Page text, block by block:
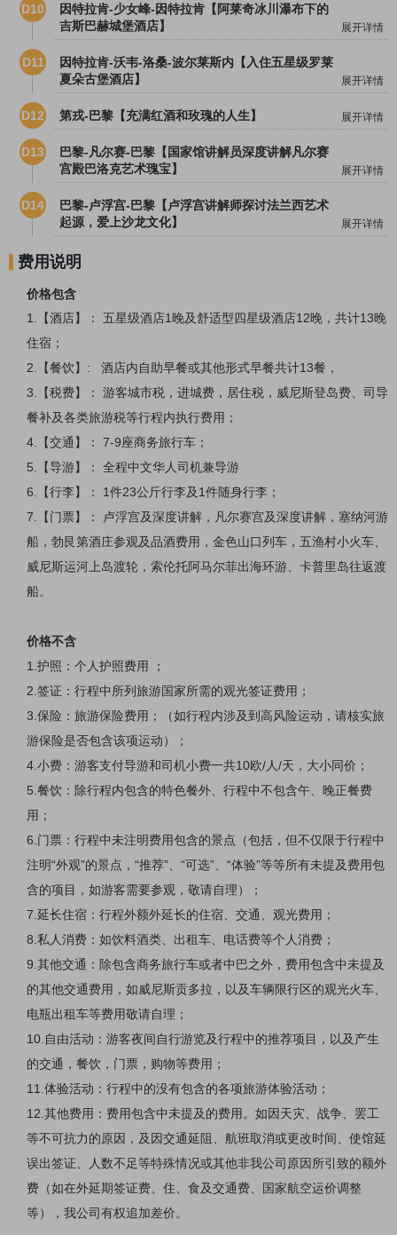
D10
因特拉肯-少女峰-因特拉肯【阿莱奇冰川瀑布下的
吉斯巴赫城堡酒店】
展开详情
D11
因特拉肯-沃韦-洛桑-波尔莱斯内【入住五星级罗莱
夏朵古堡酒店】
展开详情
D12 第戎-巴黎【充满红酒和玫瑰的人生】 展开详情
D13
巴黎-凡尔赛-巴黎【国家馆讲解员深度讲解凡尔赛
宫殿巴洛克艺术瑰宝】
展开详情
D14
巴黎-卢浮宫-巴黎【卢浮宫讲解师探讨法兰西艺术
起源，爱上沙龙文化】
展开详情
费用说明
价格包含
1.【酒店】： 五星级酒店1晚及舒适型四星级酒店12晚，共计13晚
住宿；
2.【餐饮】: 酒店内自助早餐或其他形式早餐共计13餐，
3.【税费】： 游客城市税，进城费，居住税，威尼斯登岛费、司导
餐补及各类旅游税等行程内执行费用；
4.【交通】： 7-9座商务旅行车；
5.【导游】： 全程中文华人司机兼导游
6.【行李】： 1件23公斤行李及1件随身行李；
7.【门票】： 卢浮宫及深度讲解，凡尔赛宫及深度讲解，塞纳河游
船，勃艮第酒庄参观及品酒费用，金色山口列车，五渔村小火车、
威尼斯运河上岛渡轮，索伦托阿马尔菲出海环游、卡普里岛往返渡
船。
价格不含
1.护照：个人护照费用 ；
2.签证：行程中所列旅游国家所需的观光签证费用；
3.保险：旅游保险费用；（如行程内涉及到高风险运动，请核实旅
游保险是否包含该项运动）；
4.小费：游客支付导游和司机小费一共10欧/人/天，大小同价；
5.餐饮：除行程内包含的特色餐外、行程中不包含午、晚正餐费
用；
6.门票：行程中未注明费用包含的景点（包括，但不仅限于行程中
注明“外观”的景点，“推荐”、“可选”、“体验”等等所有未提及费用包
含的项目，如游客需要参观，敬请自理）；
7.延长住宿：行程外额外延长的住宿、交通、观光费用；
8.私人消费：如饮料酒类、出租车、电话费等个人消费；
9.其他交通：除包含商务旅行车或者中巴之外，费用包含中未提及
的其他交通费用，如威尼斯贡多拉，以及车辆限行区的观光火车、
电瓶出租车等费用敬请自理；
10.自由活动：游客夜间自行游览及行程中的推荐项目，以及产生
的交通，餐饮，门票，购物等费用；
11.体验活动：行程中的没有包含的各项旅游体验活动；
12.其他费用：费用包含中未提及的费用。如因天灾、战争、罢工
等不可抗力的原因，及因交通延阻、航班取消或更改时间、使馆延
误出签证、人数不足等特殊情况或其他非我公司原因所引致的额外
费（如在外延期签证费、住、食及交通费、国家航空运价调整
等），我公司有权追加差价。